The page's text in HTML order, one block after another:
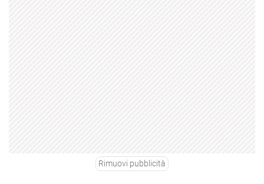
Rimuovi pubblicità